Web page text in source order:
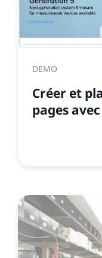
DEMO
Créer et
pages